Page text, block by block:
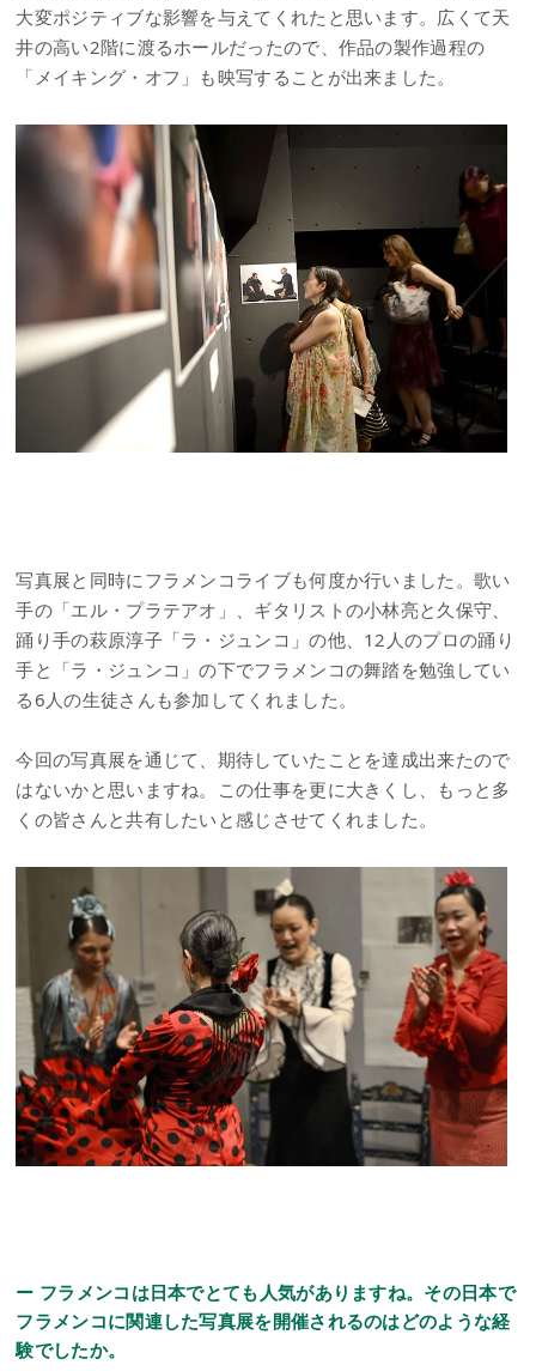
大変ポジティブな影響を与えてくれたと思います。広くて天
井の高い2階に渡るホールだったので、作品の製作過程の
「メイキング・オフ」も映写することが出来ました。
写真展と同時にフラメンコライブも何度か行いました。歌い
手の「エル・プラテアオ」、ギタリストの小林亮と久保守、
踊り手の萩原淳子「ラ・ジュンコ」の他、12人のプロの踊り
手と「ラ・ジュンコ」の下でフラメンコの舞踏を勉強してい
る6人の生徒さんも参加してくれました。
今回の写真展を通じて、期待していたことを達成出来たので
はないかと思いますね。この仕事を更に大きくし、もっと多
くの皆さんと共有したいと感じさせてくれました。
ー フラメンコは日本でとても人気がありますね。その日本で
フラメンコに関連した写真展を開催されるのはどのような経
験でしたか。